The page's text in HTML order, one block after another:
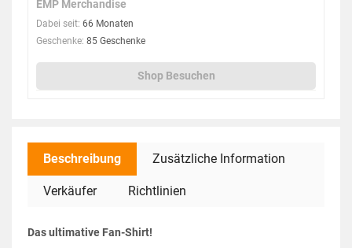
EMP Merchandise
Dabei seit: 66 Monaten
Geschenke: 85 Geschenke
Shop Besuchen
Beschreibung Zusätzliche Information
Verkäufer Richtlinien
Das ultimative Fan-Shirt!